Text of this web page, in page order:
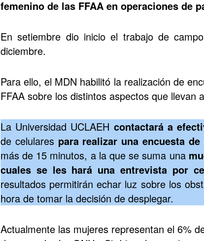
femenino de las FFAA en operaciones de
En setiembre dio inicio el trabajo de
diciembre.
Para ello, el MDN habilitó la realización de
FFAA sobre los distintos aspectos que llevan
La Universidad UCLAEH contactará a
de celulares para realizar una encuesta
más de 15 minutos, a la que se suma una
cuales se les hará una entrevista por
resultados permitirán echar luz sobre los
hora de tomar la decisión de desplegar.
Actualmente las mujeres representan el 6%